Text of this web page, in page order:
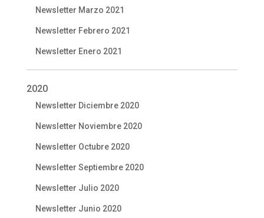
Newsletter Marzo 2021
Newsletter Febrero 2021
Newsletter Enero 2021
2020
Newsletter Diciembre 2020
Newsletter Noviembre 2020
Newsletter Octubre 2020
Newsletter Septiembre 2020
Newsletter Julio 2020
Newsletter Junio 2020